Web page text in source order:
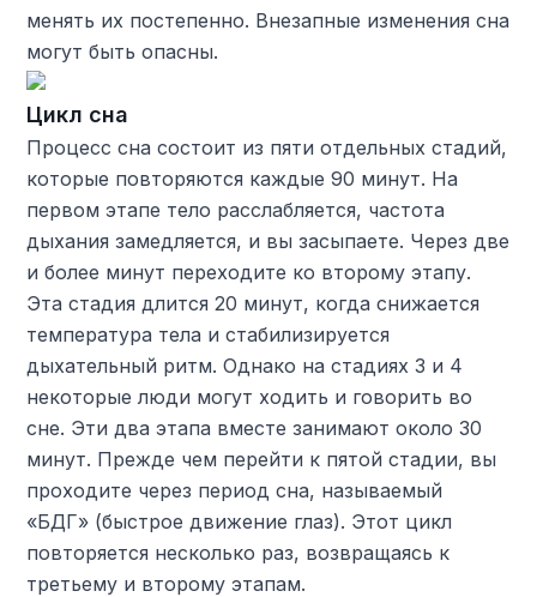
менять их постепенно. Внезапные изменения сна
могут быть опасны.
Цикл сна
Процесс сна состоит из пяти отдельных стадий,
которые повторяются каждые 90 минут. На
первом этапе тело расслабляется, частота
дыхания замедляется, и вы засыпаете. Через две
и более минут переходите ко второму этапу.
Эта стадия длится 20 минут, когда снижается
температура тела и стабилизируется
дыхательный ритм. Однако на стадиях 3 и 4
некоторые люди могут ходить и говорить во
сне. Эти два этапа вместе занимают около 30
минут. Прежде чем перейти к пятой стадии, вы
проходите через период сна, называемый
«БДГ» (быстрое движение глаз). Этот цикл
повторяется несколько раз, возвращаясь к
третьему и второму этапам.